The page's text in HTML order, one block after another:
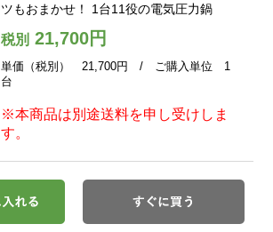
ツもおまかせ！ 1台11役の電気圧力鍋
税別21,700円
単価（税別） 21,700円 / ご購入単位 1
台
※本商品は別途送料を申し受けしま
す。